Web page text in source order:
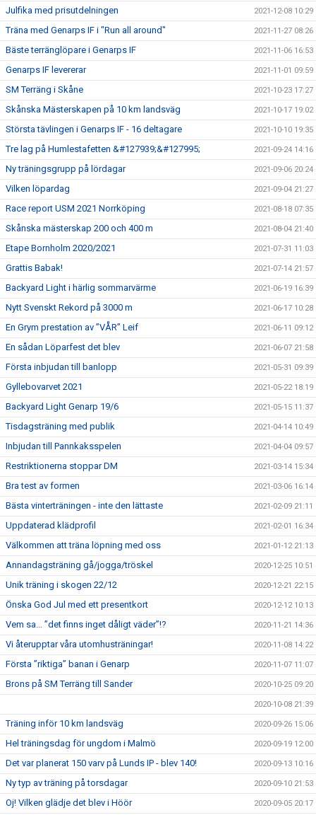
Julfika med prisutdelningen 2021-12-08 10:29
Träna med Genarps IF i "Run all around" 2021-11-27 08:26
Bäste terränglöpare i Genarps IF 2021-11-06 16:53
Genarps IF levererar 2021-11-01 09:59
SM Terräng i Skåne 2021-10-23 17:27
Skånska Mästerskapen på 10 km landsväg 2021-10-17 19:02
Största tävlingen i Genarps IF - 16 deltagare 2021-10-10 19:35
Tre lag på Humlestafetten &#127939;&#127995; 2021-09-24 14:16
Ny träningsgrupp på lördagar 2021-09-06 20:24
Vilken löpardag 2021-09-04 21:27
Race report USM 2021 Norrköping 2021-08-18 07:35
Skånska mästerskap 200 och 400 m 2021-08-04 21:40
Etape Bornholm 2020/2021 2021-07-31 11:03
Grattis Babak! 2021-07-14 21:57
Backyard Light i härlig sommarvärme 2021-06-19 16:39
Nytt Svenskt Rekord på 3000 m 2021-06-17 10:28
En Grym prestation av ”VÅR” Leif 2021-06-11 09:12
En sådan Löparfest det blev 2021-06-07 21:58
Första inbjudan till banlopp 2021-05-31 09:39
Gyllebovarvet 2021 2021-05-22 18:19
Backyard Light Genarp 19/6 2021-05-15 11:37
Tisdagsträning med publik 2021-04-14 10:49
Inbjudan till Pannkaksspelen 2021-04-04 09:57
Restriktionerna stoppar DM 2021-03-14 15:34
Bra test av formen 2021-03-06 16:14
Bästa vinterträningen - inte den lättaste 2021-02-09 21:11
Uppdaterad klädprofil 2021-02-01 16:34
Välkommen att träna löpning med oss 2021-01-12 21:13
Annandagsträning gå/jogga/tröskel 2020-12-25 10:51
Unik träning i skogen 22/12 2020-12-21 22:15
Önska God Jul med ett presentkort 2020-12-12 10:13
Vem sa... ”det finns inget dåligt väder”!? 2020-11-21 14:36
Vi återupptar våra utomhusträningar! 2020-11-08 14:22
Första ”riktiga” banan i Genarp 2020-11-07 11:07
Brons på SM Terräng till Sander 2020-10-25 09:20
2020-10-08 21:39
Träning inför 10 km landsväg 2020-09-26 15:06
Hel träningsdag för ungdom i Malmö 2020-09-19 12:00
Det var planerat 150 varv på Lunds IP - blev 140! 2020-09-13 10:16
Ny typ av träning på torsdagar 2020-09-10 21:53
Oj! Vilken glädje det blev i Höör 2020-09-05 20:17